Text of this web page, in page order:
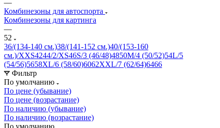
—
Комбинезоны для автоспорта
Комбинезоны для картинга
—
52
36/(134-140 см.)38/(141-152 см.)40/(153-160
см.)/XXS4244/2/XS46S/3 (46/48)4850M/4 (50/52)54L/5
(54/56)5658XL/6 (58/60)6062XXL/7 (62/64)6466
Фильтр
По умолчанию
По цене (убывание)
По цене (возрастание)
По наличию (убывание)
По наличию (возрастание)
По умолчанию